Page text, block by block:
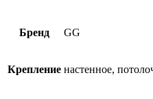
Бренд GG
Крепление настенное,